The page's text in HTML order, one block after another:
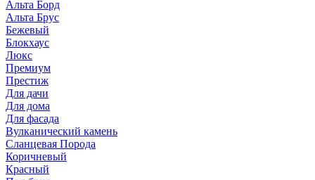
Альта Борд
Альта Брус
Бежевый
Блокхаус
Люкс
Премиум
Престиж
Для дачи
Для дома
Для фасада
Вулканический камень
Сланцевая Порода
Коричневый
Красный